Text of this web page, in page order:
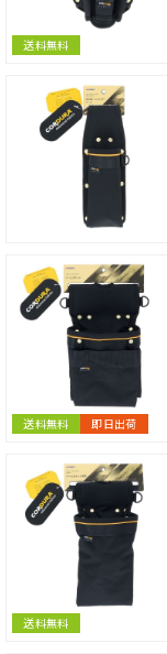
送料無料
送料無料 即日出荷
送料無料